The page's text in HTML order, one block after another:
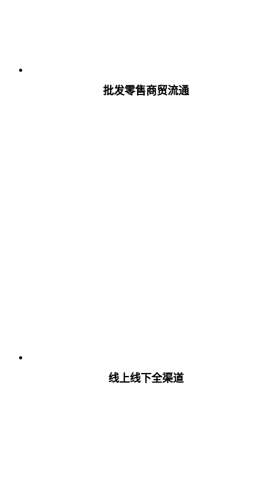
批发零售商贸流通
线上线下全渠道